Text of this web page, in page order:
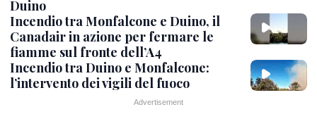
Duino
Incendio tra Monfalcone e Duino, il
Canadair in azione per fermare le
fiamme sul fronte dell’A4
Incendio tra Duino e Monfalcone:
l’intervento dei vigili del fuoco